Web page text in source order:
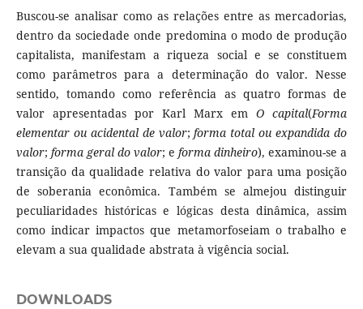
Buscou-se analisar como as relações entre as mercadorias,
dentro da sociedade onde predomina o modo de produção
capitalista, manifestam a riqueza social e se constituem
como parâmetros para a determinação do valor. Nesse
sentido, tomando como referência as quatro formas de
valor apresentadas por Karl Marx emO capital(Forma
elementar ou acidental de valor;forma total ou expandida do
valor; forma geral do valor; eforma dinheiro), examinou-se a
transição da qualidade relativa do valor para uma posição
de soberania econômica. Também se almejou distinguir
peculiaridades históricas e lógicas desta dinâmica, assim
como indicar impactos que metamorfoseiam o trabalho e
elevam a sua qualidade abstrata à vigência social.
DOWNLOADS